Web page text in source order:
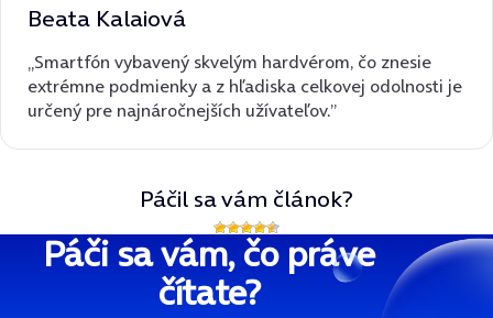
Beata Kalaiová
„Smartfón vybavený skvelým hardvérom, čo znesie
extrémne podmienky a z hľadiska celkovej odolnosti je
určený pre najnáročnejších užívateľov.”
Páčil sa vám článok?
Páči sa vám, čo práve
čítate?